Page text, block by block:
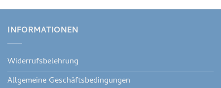
INFORMATIONEN
Widerrufsbelehrung
Allgemeine Geschäftsbedingungen